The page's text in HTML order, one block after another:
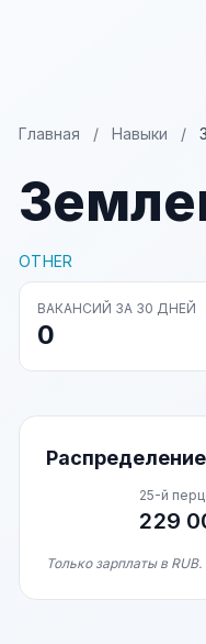
Главная / Навыки /
OTHER
ВАКАНСИЙ ЗА 30 ДНЕЙ
0
25-й
229
Только зарплаты в